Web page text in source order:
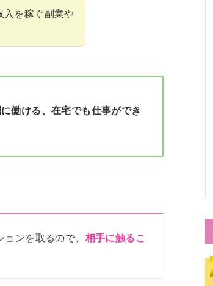
入を稼ぐ副業や
働ける、在宅でも仕事ができ
ンを取るので、 相手に触るこ